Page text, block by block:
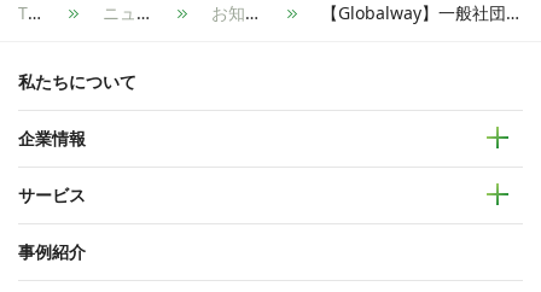
TOP ニュース お知らせ 【Globalway】一般社団法人 沖縄県情報産業協会 主催の「IT-X事業 特別セミナー」に取締役CTO兼 CISO 梁 行秀が登壇しました
私たちについて
企業情報
サービス
事例紹介